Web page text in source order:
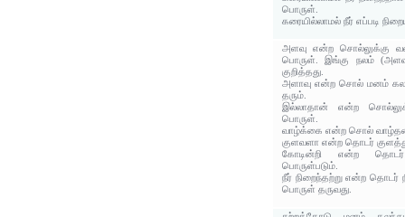
பொருள்.
கரையில்லாமல் நீர் எப்படி
அளவு என்ற சொல்லுக்கு
பொருள். இங்கு நலம்
குறித்தது.
அளாவு என்ற சொல் மனம்
தரும்.
இல்லாதான் என்ற
பொருள்.
வாழ்க்கை என்ற சொல்
குளவளா என்ற தொடர்
கோடின்றி என்ற
பொருள்படும்.
நீர் நிறைந்தற்று என்ற தொடர்
பொருள் தருவது.